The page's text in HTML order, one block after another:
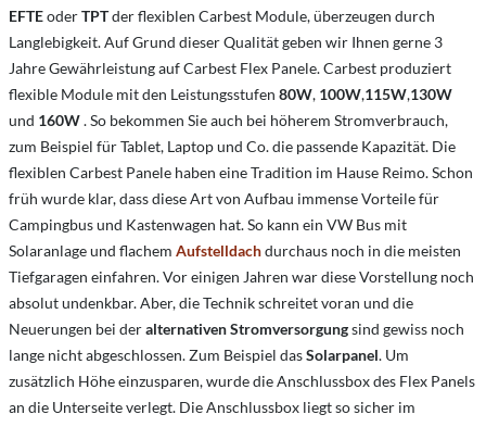
EFTEoderTPTder flexiblen Carbest Module, überzeugen durch
Langlebigkeit. Auf Grund dieser Qualität geben wir Ihnen gerne 3
Jahre Gewährleistung auf Carbest Flex Panele. Carbest produziert
flexible Module mit den Leistungsstufen 80W, 100W,115W,130W
und 160W. So bekommen Sie auch bei höherem Stromverbrauch,
zum Beispiel für Tablet, Laptop und Co. die passende Kapazität. Die
flexiblen Carbest Panele haben eine Tradition im Hause Reimo. Schon
früh wurde klar, dass diese Art von Aufbau immense Vorteile für
Campingbus und Kastenwagen hat. So kann ein VW Bus mit
Solaranlage und flachem Aufstelldachdurchaus noch in die meisten
Tiefgaragen einfahren. Vor einigen Jahren war diese Vorstellung noch
absolut undenkbar. Aber, die Technik schreitet voran und die
Neuerungen bei deralternativen Stromversorgungsind gewiss noch
lange nicht abgeschlossen. Zum Beispiel dasSolarpanel. Um
zusätzlich Höhe einzusparen, wurde die Anschlussbox des Flex Panels
an die Unterseite verlegt. Die Anschlussbox liegt so sicher im